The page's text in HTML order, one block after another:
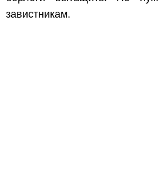
завистникам.